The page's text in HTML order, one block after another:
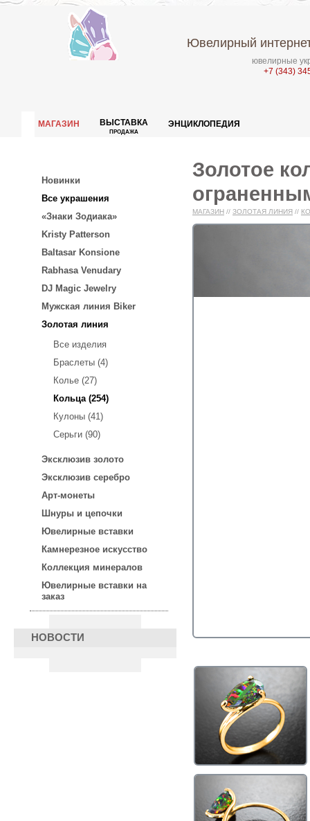
Ювелирный
ювелирные
+7 (343)
МАГАЗИН ВЫСТАВКА
ПРОДАЖА
ЭНЦИКЛОПЕДИЯ
Новинки
Все украшения
«Знаки Зодиака»
Kristy Patterson
Baltasar Konsione
Rabhasa Venudary
DJ Magic Jewelry
Мужская линия Biker
Золотая линия
Все изделия
Браслеты (4)
Колье (27)
Кольца (254)
Кулоны (41)
Серьги (90)
Эксклюзив золото
Эксклюзив серебро
Арт-монеты
Шнуры и цепочки
Ювелирные вставки
Камнерезное искусство
Коллекция минералов
Ювелирные вставки на
заказ
НОВОСТИ
Золотое
МАГАЗИН // ЗОЛОТАЯ ЛИНИЯ //